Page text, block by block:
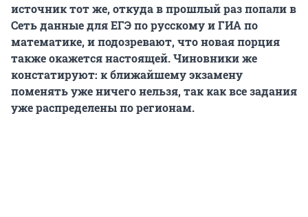
источник тот же, откуда в прошлый раз попали в
Сеть данные для ЕГЭ по русскому и ГИА по
математике, и подозревают, что новая порция
также окажется настоящей. Чиновники же
констатируют: к ближайшему экзамену
поменять уже ничего нельзя, так как все задания
уже распределены по регионам.